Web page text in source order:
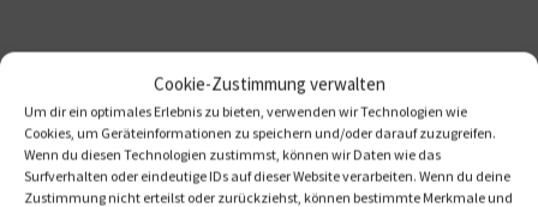
Cookie-Zustimmung verwalten
Um dir ein optimales Erlebnis zu bieten, verwenden wir Technologien wie
Cookies, um Geräteinformationen zu speichern und/oder darauf zuzugreifen.
Wenn du diesen Technologien zustimmst, können wir Daten wie das
Surfverhalten oder eindeutige IDs auf dieser Website verarbeiten. Wenn du deine
Zustimmung nicht erteilst oder zurückziehst, können bestimmte Merkmale und
Benachrichtigt Mich, Wenn Die
Box Wieder Verfügbar Ist